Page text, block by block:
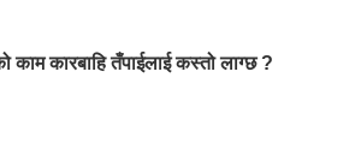
काम कारबाहि तँपाईलाई कस्तो लाग्छ ?